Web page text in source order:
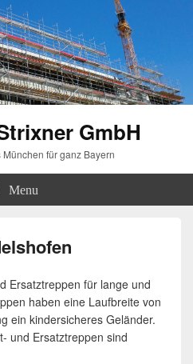
GmbH
für ganz Bayern
Menu
Ersatztreppen für lange und
haben eine Laufbreite von
ein kindersicheres Geländer.
und Ersatztreppen sind